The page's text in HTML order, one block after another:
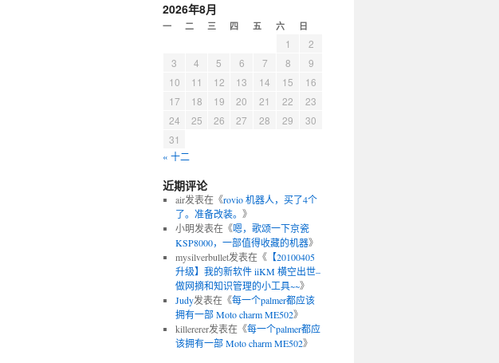
2026年8月
一 二 三 四 五 六 日
« 十二
1
2
3
4 5 6 7 8
9
10
11 12 13 14 15
16
17
18 19 20 21 22
23
24
25 26 27 28 29
30
31
近期评论
air发表在《rovio 机器人，买了4个
了。准备改装。 》
小明发表在《嗯，歌颂一下京瓷
KSP8000，一部值得收藏的机器》
mysilverbullet发表在《【20100405
升级】我的新软件 iiKM 横空出世–
做网摘和知识管理的小工具~~》
Judy发表在《每一个palmer都应该
拥有一部 Moto charm ME502》
killererer发表在《每一个palmer都应
该拥有一部 Moto charm ME502》